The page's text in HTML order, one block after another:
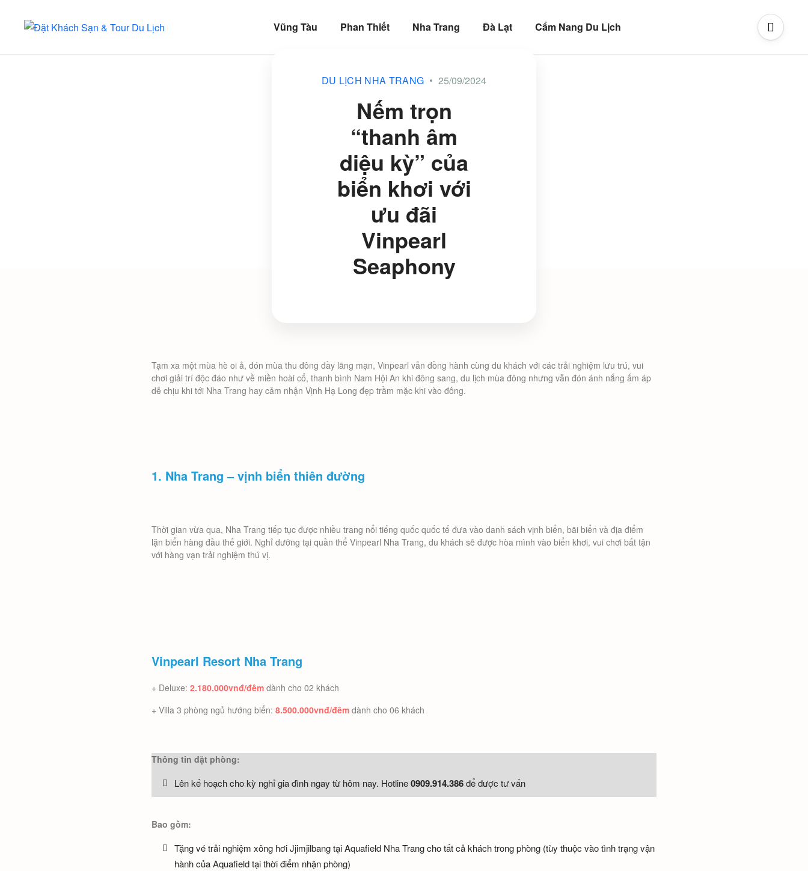
Vũng Tàu Phan Thiết Nha Trang Đà Lạt Cẩm Nang Du Lịch
DU LỊCH NHA TRANG 25/09/2024
Nếm trọn
“thanh âm
diệu kỳ” của
biển khơi với
ưu đãi
Vinpearl
Seaphony
Tạm xa một mùa hè oi ả, đón mùa thu đông đầy lãng mạn, Vinpearl vẫn đồng hành cùng du khách với các trải nghiệm lưu trú, vui
chơi giải trí độc đáo như về miền hoài cổ, thanh bình Nam Hội An khi đông sang, du lịch mùa đông nhưng vẫn đón ánh nắng ấm áp
dễ chịu khi tới Nha Trang hay cảm nhận Vịnh Hạ Long đẹp trầm mặc khi vào đông.
1. Nha Trang – vịnh biển thiên đường
Thời gian vừa qua, Nha Trang tiếp tục được nhiều trang nổi tiếng quốc quốc tế đưa vào danh sách vịnh biển, bãi biển và địa điểm
lặn biển hàng đầu thế giới. Nghỉ dưỡng tại quần thể Vinpearl Nha Trang, du khách sẽ được hòa mình vào biển khơi, vui chơi bất tận
với hàng vạn trải nghiệm thú vị.
Vinpearl Resort Nha Trang
+ Deluxe: 2.180.000vnđ/đêm dành cho 02 khách
+ Villa 3 phòng ngủ hướng biển: 8.500.000vnđ/đêm dành cho 06 khách
Thông tin đặt phòng:
Lên kế hoạch cho kỳ nghỉ gia đình ngay từ hôm nay. Hotline0909.914.386để được tư vấn
Bao gồm:
Tặng vé trải nghiệm xông hơi Jjimjilbang tại Aquafield Nha Trang cho tất cả khách trong phòng (tùy thuộc vào tình trạng vận
hành của Aquafield tại thời điểm nhận phòng)